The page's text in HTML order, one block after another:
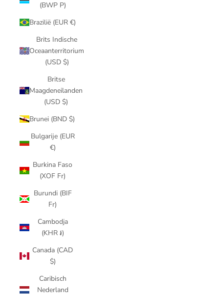
(BWP P)
Brazilië (EUR €)
Brits Indische
Oceaanterritorium
(USD $)
Britse
Maagdeneilanden
(USD $)
Brunei (BND $)
Bulgarije (EUR
€)
Burkina Faso
(XOF Fr)
Burundi (BIF
Fr)
Cambodja
(KHR ៛)
Canada (CAD
$)
Caribisch
Nederland